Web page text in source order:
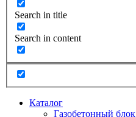
Search in title
Search in content
Каталог
Газобетонный блок